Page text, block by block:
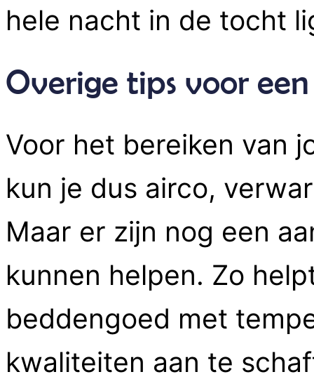
hele nacht in de tocht
Overige tips voor
Voor het bereiken van
kun je dus airco,
Maar er zijn nog een
kunnen helpen. Zo
beddengoed met
kwaliteiten aan te